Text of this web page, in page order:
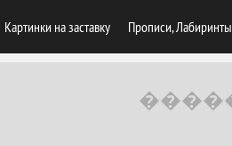
Картинки на заставку Прописи,